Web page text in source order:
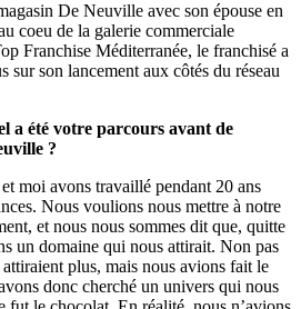
De Neuville avec son épouse en
coeu de la galerie commerciale
Franchise Méditerranée, le franchisé a
sur son lancement aux côtés du réseau
a été votre parcours avant de
?
moi avons travaillé pendant 20 ans
Nous voulions nous mettre à notre
et nous nous sommes dit que, quitte
un domaine qui nous attirait. Non pas
attiraient plus, mais nous avions fait le
donc cherché un univers qui nous